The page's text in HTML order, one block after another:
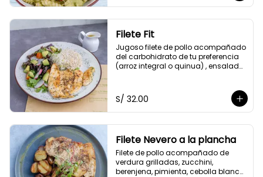
Filete Fit
Jugoso filete de pollo acompañado
del carbohidrato de tu preferencia
(arroz integral o quinua) , ensalada
S/ 32.00
Filete Nevero a la plancha
Filete de pollo acompañado de
verdura grilladas, zucchini,
berenjena, pimienta, cebolla blanca